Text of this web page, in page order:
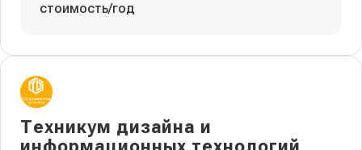
стоимость/год
Техникум дизайна и